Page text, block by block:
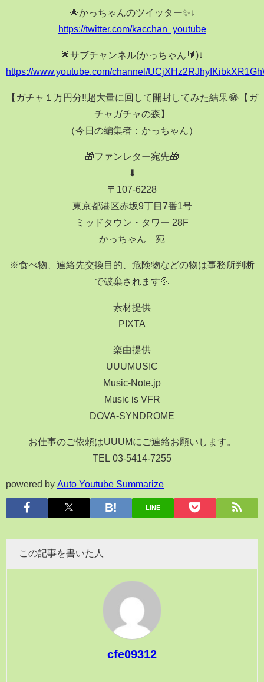
🌟かっちゃんのツイッター✨↓
https://twitter.com/kacchan_youtube
🌟サブチャンネル(かっちゃん🔰)↓
https://www.youtube.com/channel/
【ガチャ１万円分‼️超大量に回して開封してみた結果😂【ガ
チャガチャの森】
（今日の編集者：かっちゃん）
🎁ファンレター宛先🎁
⬇
〒107-6228
東京都港区赤坂9丁目7番1号
ミッドタウン・タワー 28F
かっちゃん 宛
※食べ物、連絡先交換目的、危険物などの物は事務所判断
で破棄されます💦
素材提供
PIXTA
楽曲提供
UUUMUSIC
Music-Note.jp
Music is VFR
DOVA-SYNDROME
お仕事のご依頼はUUUMにご連絡お願いします。
TEL 03-5414-7255
powered by Auto Youtube Summarize
LINE
この記事を書いた人
cfe09312